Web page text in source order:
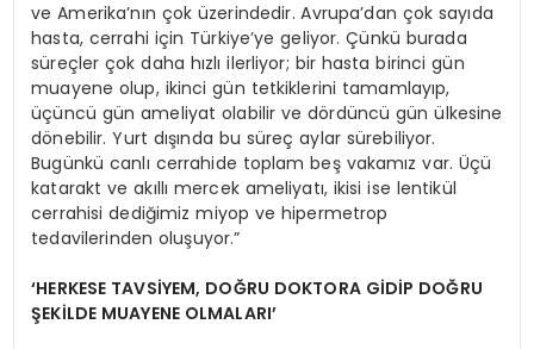
ve Amerika’nın çok üzerindedir. Avrupa’dan çok sayıda
hasta, cerrahi için Türkiye’ye geliyor. Çünkü burada
süreçler çok daha hızlı ilerliyor; bir hasta birinci gün
muayene olup, ikinci gün tetkiklerini tamamlayıp,
üçüncü gün ameliyat olabilir ve dördüncü gün ülkesine
dönebilir. Yurt dışında bu süreç aylar sürebiliyor.
Bugünkü canlı cerrahide toplam beş vakamız var. Üçü
katarakt ve akıllı mercek ameliyatı, ikisi ise lentikül
cerrahisi dediğimiz miyop ve hipermetrop
tedavilerinden oluşuyor.”
‘HERKESE TAVSİYEM, DOĞRU DOKTORA GİDİP DOĞRU
ŞEKİLDE MUAYENE OLMALARI’